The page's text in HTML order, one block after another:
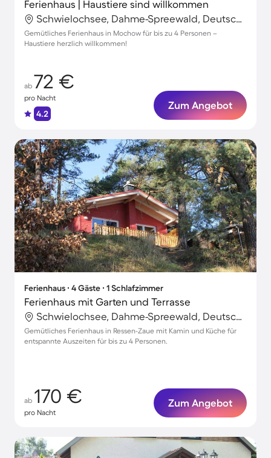
Ferienhaus | Haustiere sind willkommen
Schwielochsee, Dahme-Spreewald, Deutschland
Gemütliches Ferienhaus in Mochow für bis zu 4 Personen –
Haustiere herzlich willkommen!
ab 72 €
pro Nacht
4.2
Zum Angebot
Ferienhaus ∙ 4 Gäste ∙ 1 Schlafzimmer
Ferienhaus mit Garten und Terrasse
Schwielochsee, Dahme-Spreewald, Deutschland
Gemütliches Ferienhaus in Ressen-Zaue mit Kamin und Küche für
entspannte Auszeiten für bis zu 4 Personen.
ab 170 €
pro Nacht
Zum Angebot